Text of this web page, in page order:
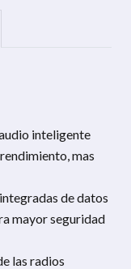
inteligente
mas
de datos
mayor seguridad
las radios